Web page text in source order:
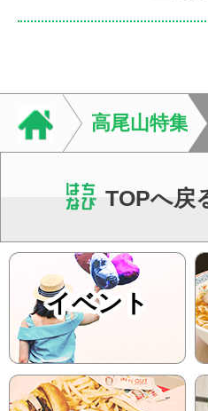
高尾山特集
TOPへ戻
イベント